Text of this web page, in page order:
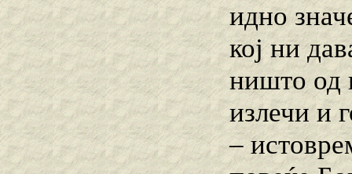
идно
кој ни
ништо од
излечи и
–